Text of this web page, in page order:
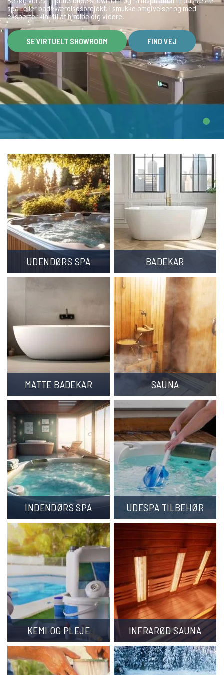
spa- eller badeværelsesprojekt. I smukke omgivelser og med
eksperter klar til at hjælpe dig videre.
SE VIRTUELT SHOWROOM FIND VEJ
Kategorier
UDENDØRS SPA BADEKAR
MATTE BADEKAR SAUNA
INDENDØRS SPA UDESPA TILBEHØR
KEMI OG PLEJE INFRARØD SAUNA